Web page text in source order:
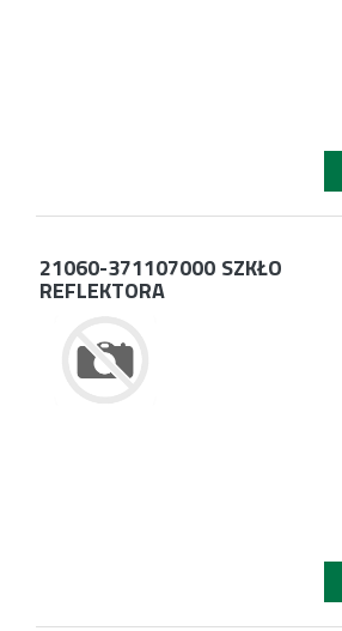
21060-371107000 SZKŁO
REFLEKTORA